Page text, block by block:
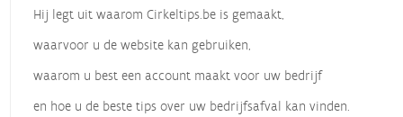
Hij legt uit waarom Cirkeltips.be is gemaakt,
waarvoor u de website kan gebruiken,
waarom u best een account maakt voor uw bedrijf
en hoe u de beste tips over uw bedrijfsafval kan vinden.